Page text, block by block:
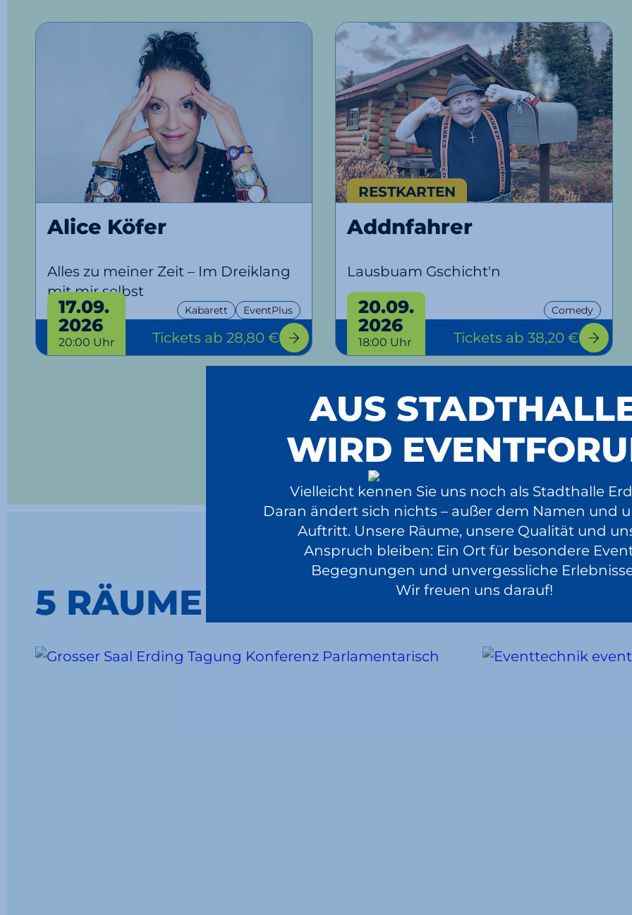
Alice Köfer
Alles zu meiner Zeit – Im Dreiklang
mit mir selbst
Kabarett EventPlus
17.09.
2026
20:00 Uhr Tickets ab 28,80 €
RESTKARTEN
Addnfahrer
Lausbuam Gschicht'n
Comedy
20.09.
2026
18:00 Uhr Tickets ab 38,20 €
Zu Veranstaltungen & Tickets
5 RÄUME UND UNZÄHLIGE
AUS
WIRD
Vielleicht kennen Sie uns noch als Stadthalle
Daran ändert sich nichts – außer dem Namen und
Auftritt. Unsere Räume, unsere Qualität und
Anspruch bleiben: Ein Ort für besondere
Begegnungen und unvergessliche
Wir freuen uns darauf!